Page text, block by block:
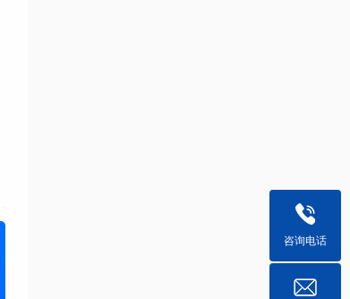
咨询电话